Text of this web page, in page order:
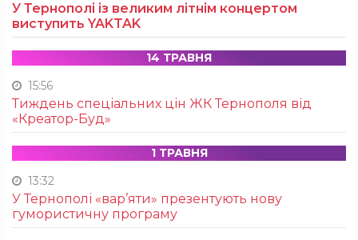
У Тернополі із великим літнім концертом
виступить YAKTAK
14 ТРАВНЯ
15:56
Тиждень спеціальних цін ЖК Тернополя від
«Креатор-Буд»
1 ТРАВНЯ
13:32
У Тернополі «вар’яти» презентують нову
гумористичну програму